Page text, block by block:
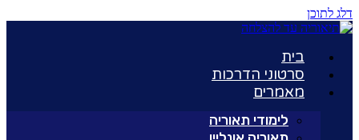
דלג לתוכן
בית
סרטוני הדרכות
מאמרים
לימודי תאוריה